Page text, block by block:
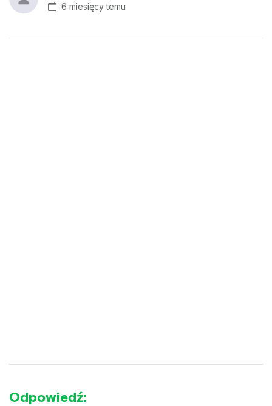
6 miesięcy temu
Odpowiedź: